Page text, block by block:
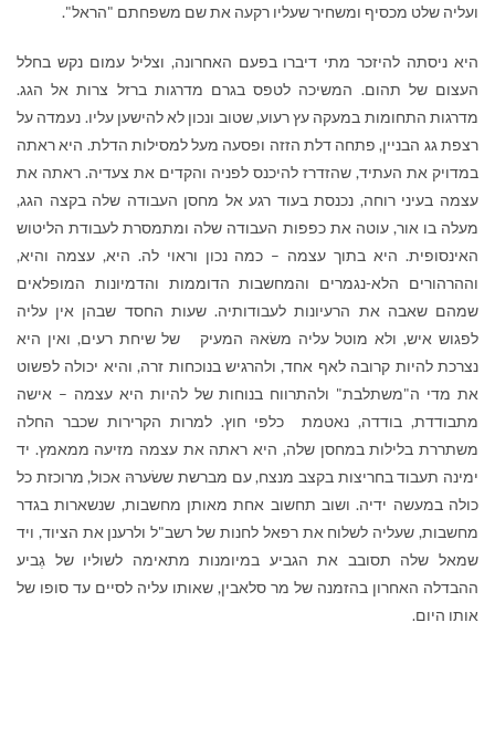
ועליה שלט מכסיף ומשחיר שעליו רקעה את שם משפחתם "הראל".
היא ניסתה להיזכר מתי דיברו בפעם האחרונה, וצליל עמום נקש בחלל
העצום של תהום. המשיכה לטפס בגרם מדרגות ברזל צרות אל הגג.
מדרגות התחומות במעקה עץ רעוע, שטוב ונכון לא להישען עליו. נעמדה על
רצפת גג הבניין, פתחה דלת הזזה ופסעה מעל למסילות הדלת. היא ראתה
במדויק את העתיד, שהזדרז להיכנס לפניה והקדים את צעדיה. ראתה את
עצמה בעיני רוחה, נכנסת בעוד רגע אל מחסן העבודה שלה בקצה הגג,
מעלה בו אור, עוטה את כפפות העבודה שלה ומתמסרת לעבודת הליטוש
האינסופית. היא בתוך עצמה – כמה נכון וראוי לה. היא, עצמה והיא,
וההרהורים הלא-נגמרים והמחשבות הדוממות והדמיונות המופלאים
שמהם שאבה את הרעיונות לעבודותיה. שעות החסד שבהן אין עליה
לפגוש איש, ולא מוטל עליה משׂאהּ המעיק של שיחת רעים, ואין היא
נצרכת להיות קרובה לאף אחד, ולהרגיש בנוכחות זרה, והיא יכולה לפשוט
את מדי ה"משתלבת" ולהתרווח בנוחות של להיות היא עצמה – אישה
מתבודדת, בודדה, נאטמת כלפי חוץ. למרות הקרירות שכבר החלה
משתררת בלילות במחסן שלה, היא ראתה את עצמה מזיעה ממאמץ. יד
ימינה תעבוד בחריצות בקצב מנצח, עם מברשת ששׂערהּ אכול, מרוכזת כל
כולה במעשה ידיה. ושוב תחשוב אחת מאותן מחשבות, שנשארות בגדר
מחשבות, שעליה לשלוח את רפאל לחנות של רשב"ל ולרענן את הציוד, ויד
שמאל שלה תסובב את הגביע במיומנות מתאימה לשוליו של גְביע
ההבדלה האחרון בהזמנה של מר סלאבין, שאותו עליה לסיים עד סופו של
אותו היום.